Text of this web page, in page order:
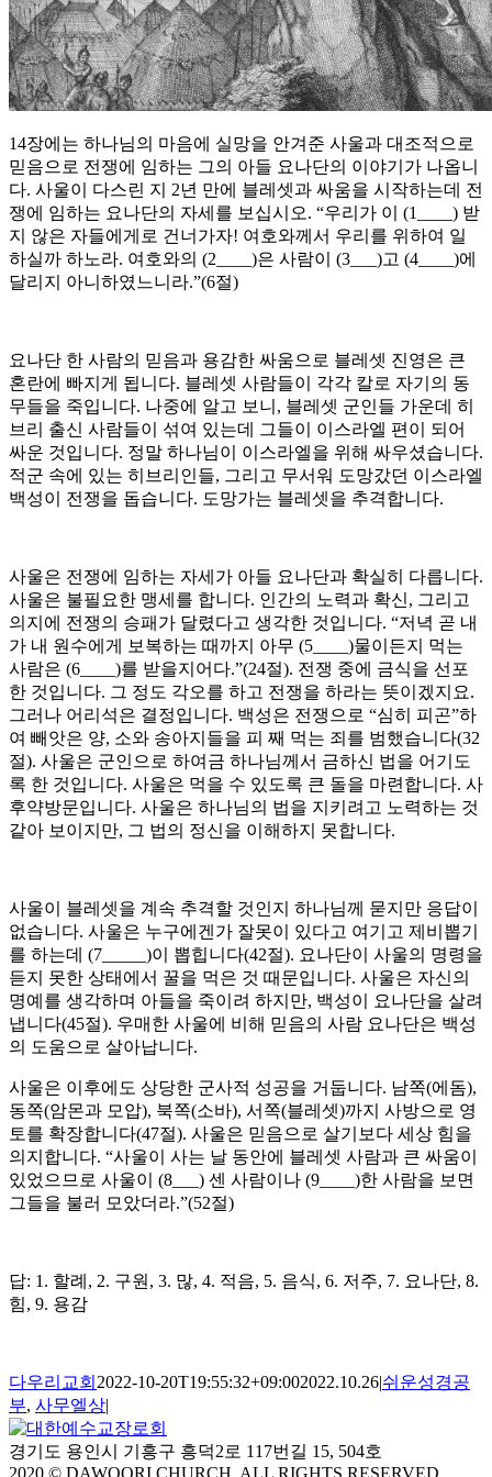
14장에는 하나님의 마음에 실망을 안겨준 사울과 대조적으로
믿음으로 전쟁에 임하는 그의 아들 요나단의 이야기가 나옵니
다. 사울이 다스린 지 2년 만에 블레셋과 싸움을 시작하는데 전
쟁에 임하는 요나단의 자세를 보십시오. “우리가 이 (1____) 받
지 않은 자들에게로 건너가자! 여호와께서 우리를 위하여 일
하실까 하노라. 여호와의 (2____)은 사람이 (3___)고 (4____)에
달리지 아니하였느니라.”(6절)
요나단 한 사람의 믿음과 용감한 싸움으로 블레셋 진영은 큰
혼란에 빠지게 됩니다. 블레셋 사람들이 각각 칼로 자기의 동
무들을 죽입니다. 나중에 알고 보니, 블레셋 군인들 가운데 히
브리 출신 사람들이 섞여 있는데 그들이 이스라엘 편이 되어
싸운 것입니다. 정말 하나님이 이스라엘을 위해 싸우셨습니다.
적군 속에 있는 히브리인들, 그리고 무서워 도망갔던 이스라엘
백성이 전쟁을 돕습니다. 도망가는 블레셋을 추격합니다.
사울은 전쟁에 임하는 자세가 아들 요나단과 확실히 다릅니다.
사울은 불필요한 맹세를 합니다. 인간의 노력과 확신, 그리고
의지에 전쟁의 승패가 달렸다고 생각한 것입니다. “저녁 곧 내
가 내 원수에게 보복하는 때까지 아무 (5____)물이든지 먹는
사람은 (6____)를 받을지어다.”(24절). 전쟁 중에 금식을 선포
한 것입니다. 그 정도 각오를 하고 전쟁을 하라는 뜻이겠지요.
그러나 어리석은 결정입니다. 백성은 전쟁으로 “심히 피곤”하
여 빼앗은 양, 소와 송아지들을 피 째 먹는 죄를 범했습니다(32
절). 사울은 군인으로 하여금 하나님께서 금하신 법을 어기도
록 한 것입니다. 사울은 먹을 수 있도록 큰 돌을 마련합니다. 사
후약방문입니다. 사울은 하나님의 법을 지키려고 노력하는 것
같아 보이지만, 그 법의 정신을 이해하지 못합니다.
사울이 블레셋을 계속 추격할 것인지 하나님께 묻지만 응답이
없습니다. 사울은 누구에겐가 잘못이 있다고 여기고 제비뽑기
를 하는데 (7_____)이 뽑힙니다(42절). 요나단이 사울의 명령을
듣지 못한 상태에서 꿀을 먹은 것 때문입니다. 사울은 자신의
명예를 생각하며 아들을 죽이려 하지만, 백성이 요나단을 살려
냅니다(45절). 우매한 사울에 비해 믿음의 사람 요나단은 백성
의 도움으로 살아납니다.
사울은 이후에도 상당한 군사적 성공을 거둡니다. 남쪽(에돔),
동쪽(암몬과 모압), 북쪽(소바), 서쪽(블레셋)까지 사방으로 영
토를 확장합니다(47절). 사울은 믿음으로 살기보다 세상 힘을
의지합니다. “사울이 사는 날 동안에 블레셋 사람과 큰 싸움이
있었으므로 사울이 (8___) 센 사람이나 (9____)한 사람을 보면
그들을 불러 모았더라.”(52절)
답: 1. 할례, 2. 구원, 3. 많, 4. 적음, 5. 음식, 6. 저주, 7. 요나단, 8.
힘, 9. 용감
다우리교회 2022-10-20T19:55:32+09:002022.10.26|쉬운성경공
부, 사무엘상|
경기도 용인시 기흥구 흥덕2로 117번길 15, 504호
2020 © DAWOORI CHURCH. ALL RIGHTS RESERVED.